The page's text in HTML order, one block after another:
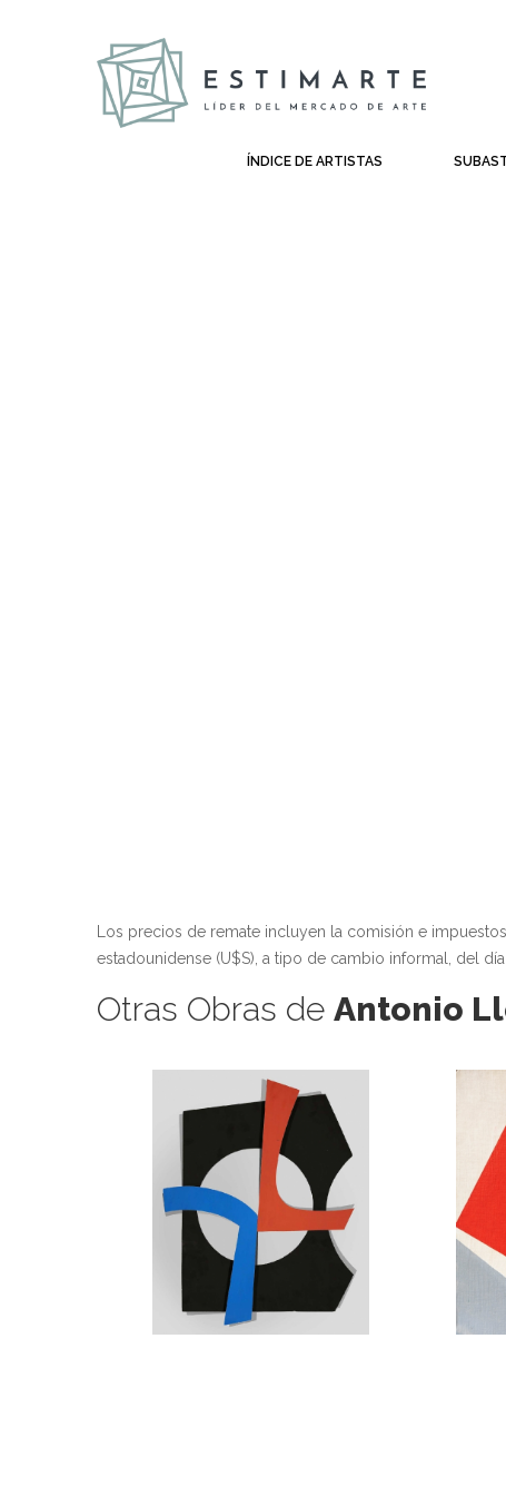
ÍNDICE DE ARTISTAS
Los precios de remate incluyen la comisión e
estadounidense (U$S), a tipo de cambio informal, del día
Otras Obras de Antonio